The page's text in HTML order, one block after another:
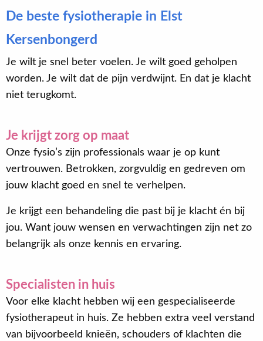
De beste fysiotherapie in Elst
Kersenbongerd
Je wilt je snel beter voelen. Je wilt goed geholpen
worden. Je wilt dat de pijn verdwijnt. En dat je klacht
niet terugkomt.
Je krijgt zorg op maat
Onze fysio’s zijn professionals waar je op kunt
vertrouwen. Betrokken, zorgvuldig en gedreven om
jouw klacht goed en snel te verhelpen.
Je krijgt een behandeling die past bij je klacht én bij
jou. Want jouw wensen en verwachtingen zijn net zo
belangrijk als onze kennis en ervaring.
Specialisten in huis
Voor elke klacht hebben wij een gespecialiseerde
fysiotherapeut in huis. Ze hebben extra veel verstand
van bijvoorbeeld knieën, schouders of klachten die